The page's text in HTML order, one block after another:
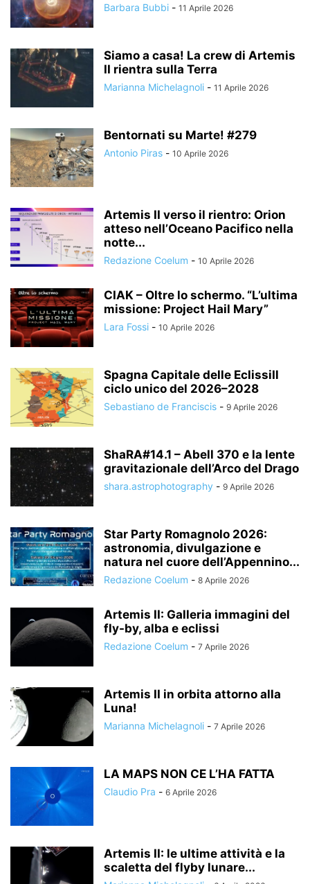
Barbara Bubbi - 11 Aprile 2026
Siamo a casa! La crew di Artemis
II rientra sulla Terra
Marianna Michelagnoli - 11 Aprile 2026
Bentornati su Marte! #279
Antonio Piras - 10 Aprile 2026
Artemis II verso il rientro: Orion
atteso nell’Oceano Pacifico nella
notte...
Redazione Coelum - 10 Aprile 2026
CIAK – Oltre lo schermo. “L’ultima
missione: Project Hail Mary”
Lara Fossi - 10 Aprile 2026
Spagna Capitale delle EclissiIl
ciclo unico del 2026–2028
Sebastiano de Franciscis - 9 Aprile 2026
ShaRA#14.1 – Abell 370 e la lente
gravitazionale dell’Arco del Drago
shara.astrophotography - 9 Aprile 2026
Star Party Romagnolo 2026:
astronomia, divulgazione e
natura nel cuore dell’Appennino...
Redazione Coelum - 8 Aprile 2026
Artemis II: Galleria immagini del
fly-by, alba e eclissi
Redazione Coelum - 7 Aprile 2026
Artemis II in orbita attorno alla
Luna!
Marianna Michelagnoli - 7 Aprile 2026
LA MAPS NON CE L’HA FATTA
Claudio Pra - 6 Aprile 2026
Artemis II: le ultime attività e la
scaletta del flyby lunare...